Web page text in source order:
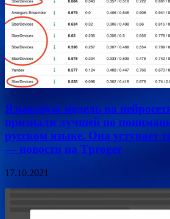
Языковую модель на
признали лучшей по
русском языке. Она уступает
— новости на Tproger
17.10.2021